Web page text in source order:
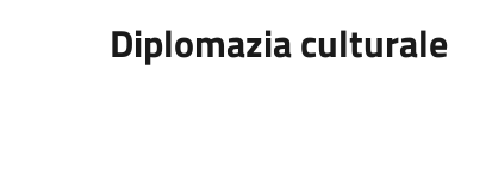
Diplomazia culturale